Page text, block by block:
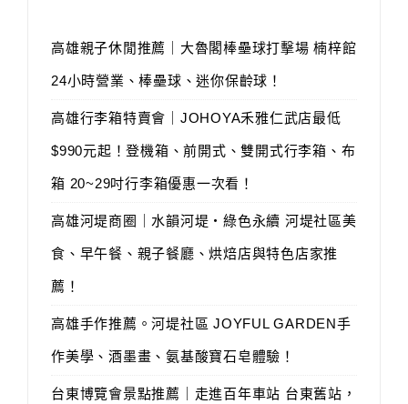
高雄親子休閒推薦｜大魯閣棒壘球打擊場 楠梓館
24小時營業、棒壘球、迷你保齡球！
高雄行李箱特賣會｜JOHOYA禾雅仁武店最低
$990元起！登機箱、前開式、雙開式行李箱、布
箱 20~29吋行李箱優惠一次看！
高雄河堤商圈｜水韻河堤‧綠色永續 河堤社區美
食、早午餐、親子餐廳、烘焙店與特色店家推
薦！
高雄手作推薦。河堤社區 JOYFUL GARDEN手
作美學、酒墨畫、氨基酸寶石皂體驗！
台東博覽會景點推薦｜走進百年車站 台東舊站，